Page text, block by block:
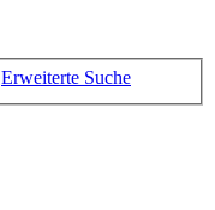
Erweiterte Suche